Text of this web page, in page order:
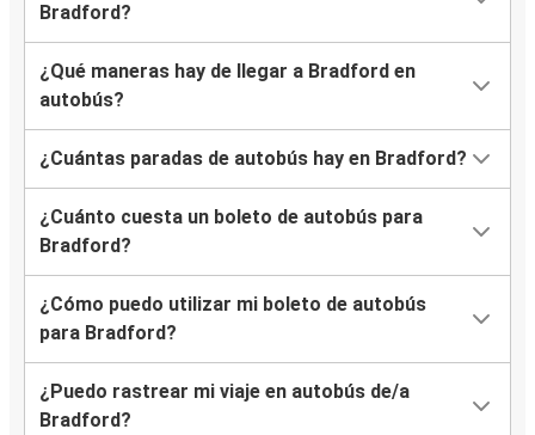
Bradford?
¿Qué maneras hay de llegar a Bradford en
autobús?
¿Cuántas paradas de autobús hay en Bradford?
¿Cuánto cuesta un boleto de autobús para
Bradford?
¿Cómo puedo utilizar mi boleto de autobús
para Bradford?
¿Puedo rastrear mi viaje en autobús de/a
Bradford?